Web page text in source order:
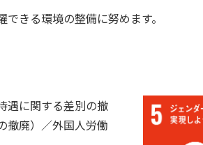
きる環境の整備に努めます。
遇に関する差別の撤
撤廃）／外国人労働